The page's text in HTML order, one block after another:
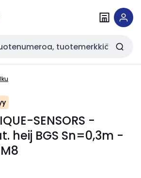
SENSORS -
heij BGS Sn=0,3m -